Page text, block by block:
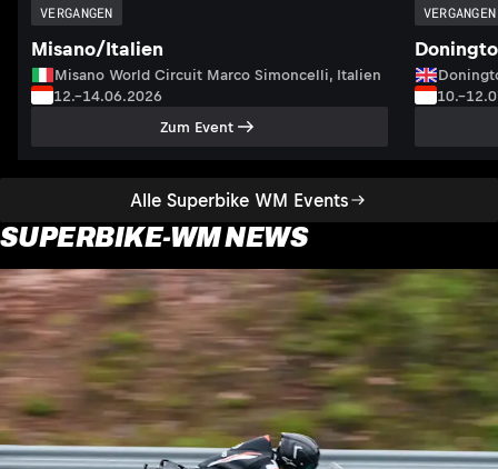
Alle Superbike WM Events
VERGANGEN
Misano/Italien
Misano World Circuit Marco Simoncelli, Italien
12.–14.06.2026
Zum Event
VERGANGEN
SUPERBIKE-WM NEWS